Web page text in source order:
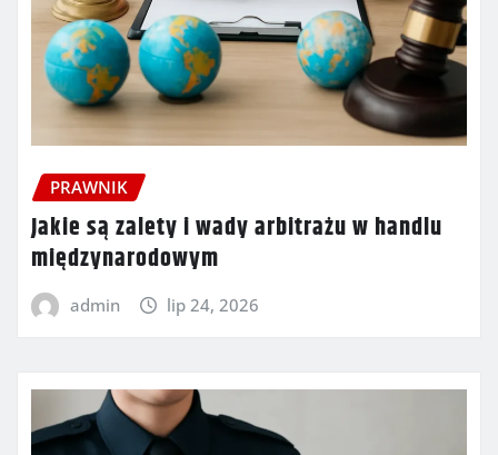
PRAWNIK
Jakie są zalety i wady arbitrażu w handlu
międzynarodowym
admin lip 24, 2026